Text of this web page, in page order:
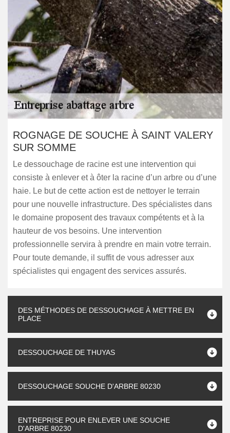
ROGNAGE DE SOUCHE À SAINT VALERY
SUR SOMME
Le dessouchage de racine est une intervention qui
consiste à enlever et à ôter la racine d’un arbre ou d’une
haie. Le but de cette action est de nettoyer le terrain
pour une nouvelle infrastructure. Des spécialistes dans
le domaine proposent des travaux compétents et à la
hauteur de vos besoins. Une intervention
professionnelle servira à prendre en main votre terrain.
Pour toute demande, il suffit de vous adresser aux
spécialistes qui engagent des services assurés.
DES MÉTHODES DE DESSOUCHAGE À METTRE EN
PLACE
DESSOUCHAGE DE THUYAS
DESSOUCHAGE SOUCHE D'ARBRE 80230
ENTREPRISE POUR ENLEVER UNE SOUCHE
D'ARBRE 80230